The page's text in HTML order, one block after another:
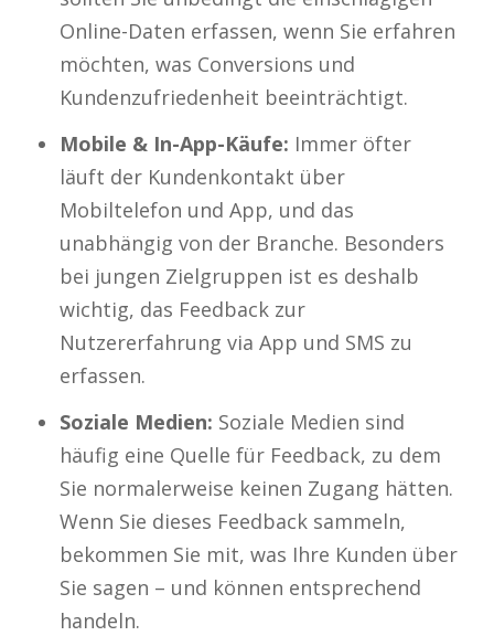
Online-Daten erfassen, wenn Sie erfahren
möchten, was Conversions und
Kundenzufriedenheit beeinträchtigt.
Mobile & In-App-Käufe: Immer öfter
läuft der Kundenkontakt über
Mobiltelefon und App, und das
unabhängig von der Branche. Besonders
bei jungen Zielgruppen ist es deshalb
wichtig, das Feedback zur
Nutzererfahrung via App und SMS zu
erfassen.
Soziale Medien: Soziale Medien sind
häufig eine Quelle für Feedback, zu dem
Sie normalerweise keinen Zugang hätten.
Wenn Sie dieses Feedback sammeln,
bekommen Sie mit, was Ihre Kunden über
Sie sagen – und können entsprechend
handeln.